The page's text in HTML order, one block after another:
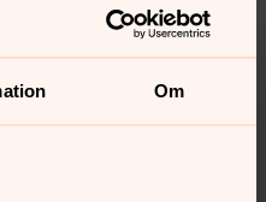
Om
på sidans